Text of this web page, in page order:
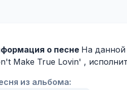
о песне На данной
Make True Lovin' ,
из альбома: